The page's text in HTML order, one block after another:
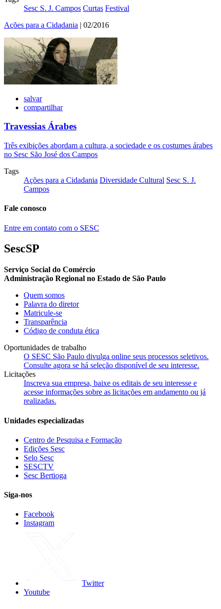
Sesc S. J. Campos Curtas Festival
Ações para a Cidadania | 02/2016
salvar
compartilhar
Travessias Árabes
Três exibições abordam a cultura, a sociedade e os costumes árabes
no Sesc São José dos Campos
Tags
Ações para a Cidadania Diversidade Cultural Sesc S. J.
Campos
Fale conosco
Entre em contato com o SESC
SescSP
Serviço Social do Comércio
Administração Regional no Estado de São Paulo
Quem somos
Palavra do diretor
Matricule-se
Transparência
Código de conduta ética
Oportunidades de trabalho
O SESC São Paulo divulga online seus processos seletivos.
Consulte agora se há seleção disponível de seu interesse.
Licitações
Inscreva sua empresa, baixe os editais de seu interesse e
acesse informações sobre as licitações em andamento ou já
realizadas.
Unidades especializadas
Centro de Pesquisa e Formação
Edições Sesc
Selo Sesc
SESCTV
Sesc Bertioga
Siga-nos
Facebook
Instagram
Twitter
Youtube